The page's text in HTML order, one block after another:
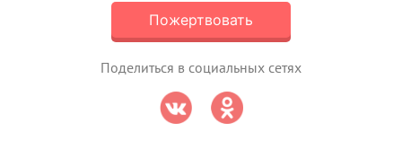
Пожертвовать
Поделиться в социальных сетях